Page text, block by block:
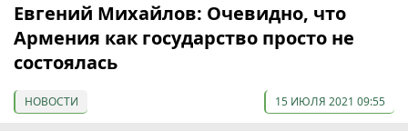
Евгений Михайлов: Очевидно, что
Армения как государство просто не
состоялась
НОВОСТИ 15 ИЮЛЯ 2021 09:55